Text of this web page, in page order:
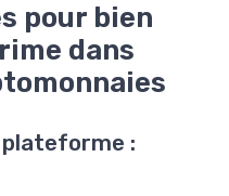
pour bien
dans
: